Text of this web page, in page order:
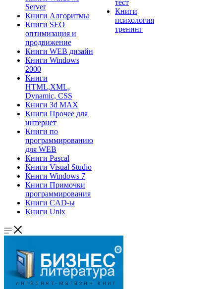
Server
Книги Алгоритмы
Книги SEO
оптимизация и
продвижение
Книги WEB дизайн
Книги Windows
2000
Книги
HTML,XML,
Dynamic, CSS
Книги 3d MAX
Книги Прочее для
интернет
Книги по
программированию
для WEB
Книги Pascal
Книги Visual Studio
Книги Windows 7
Книги Примочки
программирования
Книги CAD-ы
Книги Unix
тест
Книги
психология
тренинг